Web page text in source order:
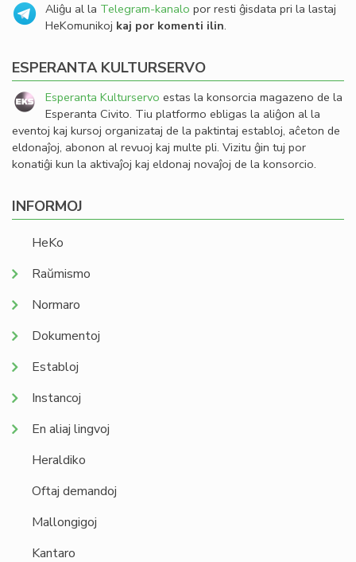
Aliĝu al la Telegram-kanalo por resti ĝisdata pri la lastaj
HeKomunikoj kaj por komenti ilin.
ESPERANTA KULTURSERVO
Esperanta Kulturservo estas la konsorcia magazeno de la
Esperanta Civito. Tiu platformo ebligas la aliĝon al la
eventoj kaj kursoj organizataj de la paktintaj establoj, aĉeton de
eldonaĵoj, abonon al revuoj kaj multe pli. Vizitu ĝin tuj por
konatiĝi kun la aktivaĵoj kaj eldonaj novaĵoj de la konsorcio.
INFORMOJ
HeKo
Raŭmismo
Normaro
Dokumentoj
Establoj
Instancoj
En aliaj lingvoj
Heraldiko
Oftaj demandoj
Mallongigoj
Kantaro